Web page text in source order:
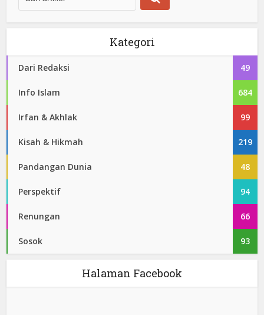
Kategori
Dari Redaksi 49
Info Islam 684
Irfan & Akhlak 99
Kisah & Hikmah 219
Pandangan Dunia 48
Perspektif 94
Renungan 66
Sosok 93
Halaman Facebook